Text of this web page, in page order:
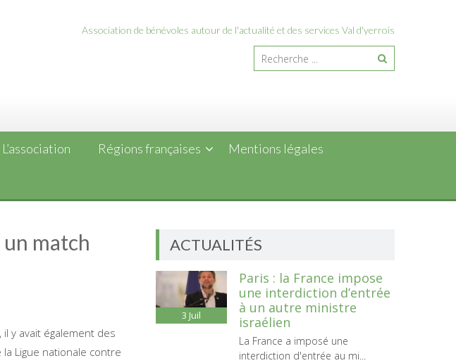
Association de bénévoles autour de l'actualité et des services Val d'yerrois
L’association Régions françaises Mentions légales
match
il y avait également des
Ligue nationale contre
ACTUALITÉS
3 Juil
Paris : la France impose
une interdiction d’entrée
à un autre ministre
israélien
La France a imposé une
interdiction d'entrée au mi...